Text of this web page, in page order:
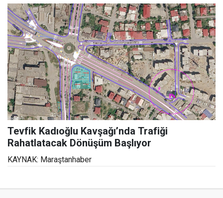
Tevfik Kadıoğlu Kavşağı’nda Trafiği
Rahatlatacak Dönüşüm Başlıyor
KAYNAK: Maraştanhaber